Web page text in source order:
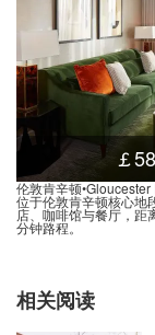
Stop B, Marsh Wall, 伦
(Stop B), Cuba Street,
Stop U, 24 Westferry
Quay Stop A,
Marsh Wall, 伦敦, E14
Wharf, North
Stop C, West
￡
伦敦肯辛顿
位于伦敦肯辛顿核心地
店、咖啡馆与餐厅，距
分钟路程。
相关阅读